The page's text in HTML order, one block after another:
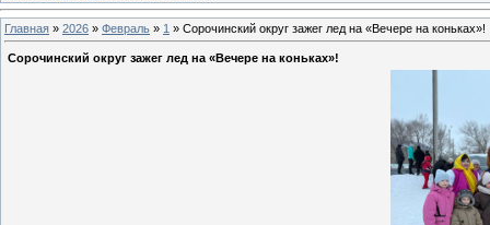
Главная » 2026 » Февраль » 1 » Сорочинский округ зажег лед на «Вечере на коньках»!
Сорочинский округ зажег лед на «Вечере на коньках»!